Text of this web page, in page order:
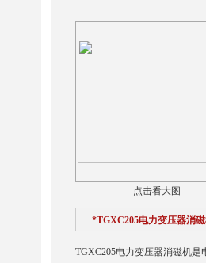
点击看大图
*TGXC205电力变压器消
TGXC205电力变压器消磁机